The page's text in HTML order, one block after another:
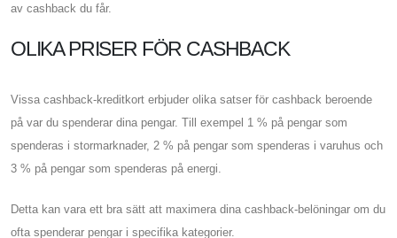
av cashback du får.
OLIKA PRISER FÖR CASHBACK
Vissa cashback-kreditkort erbjuder olika satser för cashback beroende
på var du spenderar dina pengar. Till exempel 1 % på pengar som
spenderas i stormarknader, 2 % på pengar som spenderas i varuhus och
3 % på pengar som spenderas på energi.
Detta kan vara ett bra sätt att maximera dina cashback-belöningar om du
ofta spenderar pengar i specifika kategorier.